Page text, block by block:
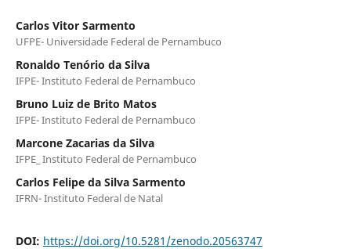
Carlos Vitor Sarmento
UFPE- Universidade Federal de Pernambuco
Ronaldo Tenório da Silva
IFPE- Instituto Federal de Pernambuco
Bruno Luiz de Brito Matos
IFPE- Instituto Federal de Pernambuco
Marcone Zacarias da Silva
IFPE_ Instituto Federal de Pernambuco
Carlos Felipe da Silva Sarmento
IFRN- Instituto Federal de Natal
DOI: https://doi.org/10.5281/zenodo.20563747